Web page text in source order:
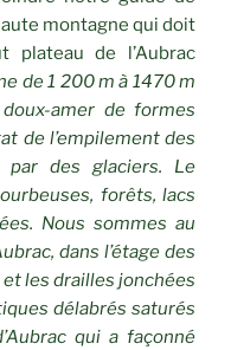
montagne qui doit
plateau de l’Aubrac
de 1 200 m à 1470 m
amer de formes
de l’empilement des
par des glaciers. Le
forêts, lacs
Nous sommes au
dans l’étage des
les drailles jonchées
délabrés saturés
qui a façonné